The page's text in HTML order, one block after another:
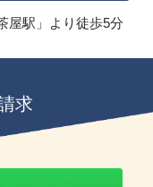
屋駅」より徒歩5分
求